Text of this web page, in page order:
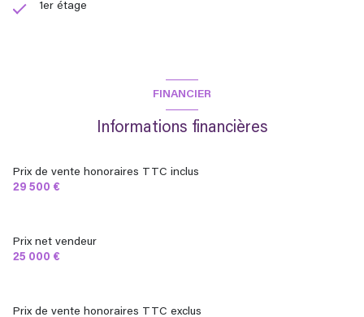
1er étage
FINANCIER
Informations financières
Prix de vente honoraires TTC inclus
29 500 €
Prix net vendeur
25 000 €
Prix de vente honoraires TTC exclus